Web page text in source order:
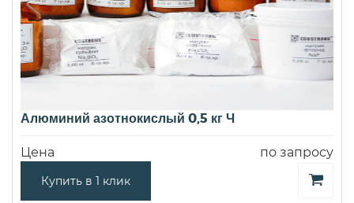
Алюминий азотнокислый 0,5 кг Ч
Цена по запросу
Купить в 1 клик